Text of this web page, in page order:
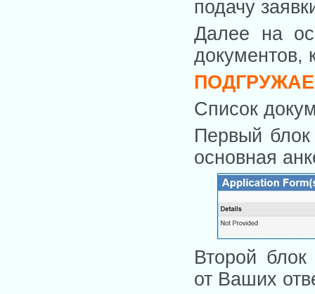
подачу
Далее на
документов,
Список
Первый
основная
Второй блок
от Ваших